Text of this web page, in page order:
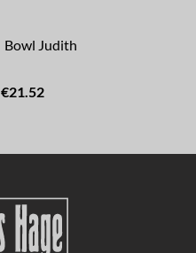
Bowl Judith
€21.52